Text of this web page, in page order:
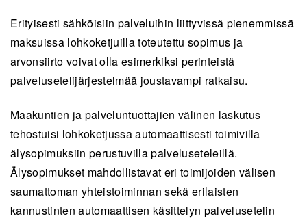
Erityisesti sähköisiin palveluihin liittyvissä pienemmissä
maksuissa lohkoketjuilla toteutettu sopimus ja
arvonsiirto voivat olla esimerkiksi perinteistä
palvelusetelijärjestelmää joustavampi ratkaisu.
Maakuntien ja palveluntuottajien välinen laskutus
tehostuisi lohkoketjussa automaattisesti toimivilla
älysopimuksiin perustuvilla palveluseteleillä.
Älysopimukset mahdollistavat eri toimijoiden välisen
saumattoman yhteistoiminnan sekä erilaisten
kannustinten automaattisen käsittelyn palvelusetelin